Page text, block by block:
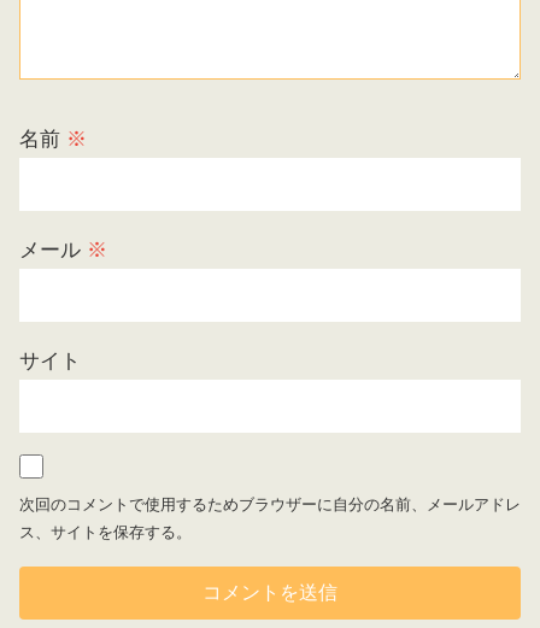
名前 ※
メール ※
サイト
次回のコメントで使用するためブラウザーに自分の名前、メールアドレ
ス、サイトを保存する。